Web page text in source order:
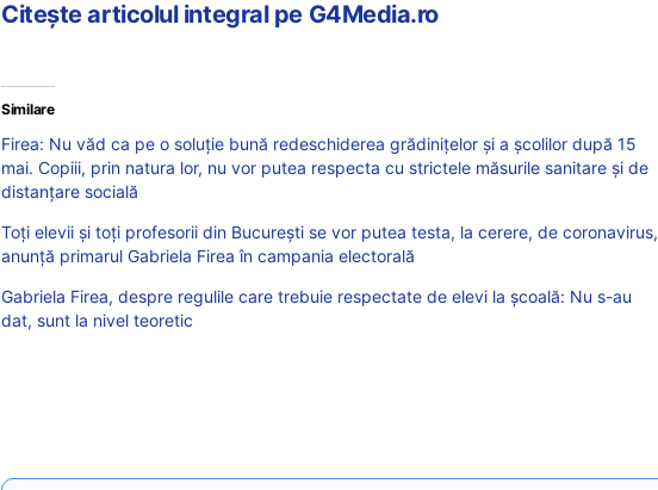
Citește articolul integral pe G4Media.ro
Similare
Firea: Nu văd ca pe o soluţie bună redeschiderea grădiniţelor şi a şcolilor după 15
mai. Copiii, prin natura lor, nu vor putea respecta cu strictele măsurile sanitare şi de
distanţare socială
Toți elevii și toți profesorii din București se vor putea testa, la cerere, de coronavirus,
anunță primarul Gabriela Firea în campania electorală
Gabriela Firea, despre regulile care trebuie respectate de elevi la școală: Nu s-au
dat, sunt la nivel teoretic